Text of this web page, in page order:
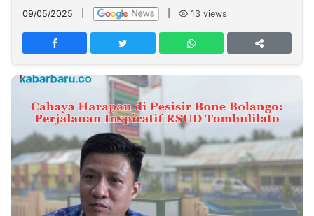
Network
PT
TREETAN
INDONESIA
Partner
Insight
NTB
Suara
Time
Lens
IDN
Daily
Jogja
Jalan
Rakyat
Idealita
News
Kita
Notice
Radar
Baru
Seedbacklink
09/05/2025 13 views